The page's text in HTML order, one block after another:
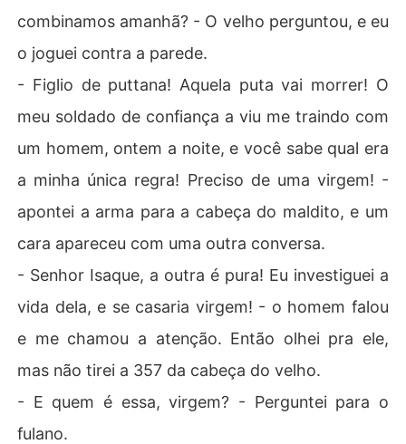
combinamos amanhã? - O velho perguntou, e eu
o joguei contra a parede.
- Figlio de puttana! Aquela puta vai morrer! O
meu soldado de confiança a viu me traindo com
um homem, ontem a noite, e você sabe qual era
a minha única regra! Preciso de uma virgem! -
apontei a arma para a cabeça do maldito, e um
cara apareceu com uma outra conversa.
- Senhor Isaque, a outra é pura! Eu investiguei a
vida dela, e se casaria virgem! - o homem falou
e me chamou a atenção. Então olhei pra ele,
mas não tirei a 357 da cabeça do velho.
- E quem é essa, virgem? - Perguntei para o
fulano.